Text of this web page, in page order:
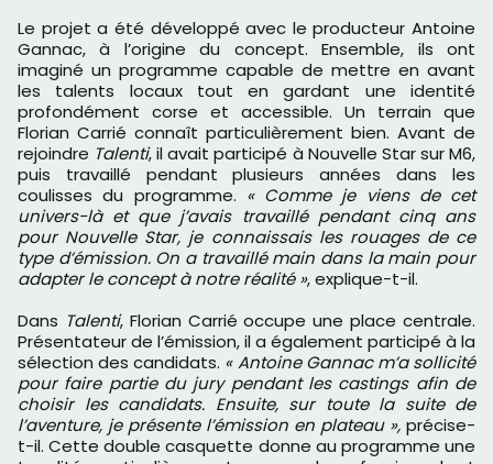
Le projet a été développé avec le producteur Antoine
Gannac, à l’origine du concept. Ensemble, ils ont
imaginé un programme capable de mettre en avant
les talents locaux tout en gardant une identité
profondément corse et accessible. Un terrain que
Florian Carrié connaît particulièrement bien. Avant de
rejoindre Talenti, il avait participé à Nouvelle Star sur M6,
puis travaillé pendant plusieurs années dans les
coulisses du programme. « Comme je viens de cet
univers-là et que j’avais travaillé pendant cinq ans
pour Nouvelle Star, je connaissais les rouages de ce
type d’émission. On a travaillé main dans la main pour
adapter le concept à notre réalité », explique-t-il.
Dans Talenti, Florian Carrié occupe une place centrale.
Présentateur de l’émission, il a également participé à la
sélection des candidats. « Antoine Gannac m’a sollicité
pour faire partie du jury pendant les castings afin de
choisir les candidats. Ensuite, sur toute la suite de
l’aventure, je présente l’émission en plateau », précise-
t-il. Cette double casquette donne au programme une